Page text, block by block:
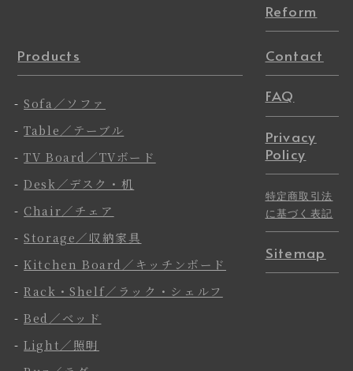
Reform
Products
-Sofa／ソファ
-Table／テーブル
-TV Board／TVボード
-Desk／デスク・机
- Chair／チェア
-Storage／収納家具
-Kitchen Board／キッチンボード
-Rack・Shelf／ラック・シェルフ
-Bed／ベッド
-Light／照明
Contact
FAQ
Privacy
Policy
特定商取引法
に基づく表記
Sitemap